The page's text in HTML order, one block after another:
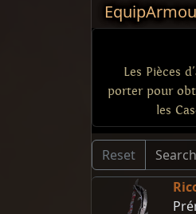
Les Pièces
porter pour
les
Reset